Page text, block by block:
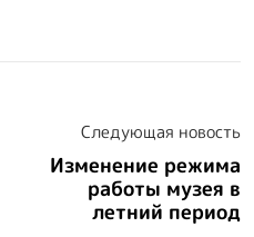
Следующая новость
Изменение режима
работы музея в
летний период